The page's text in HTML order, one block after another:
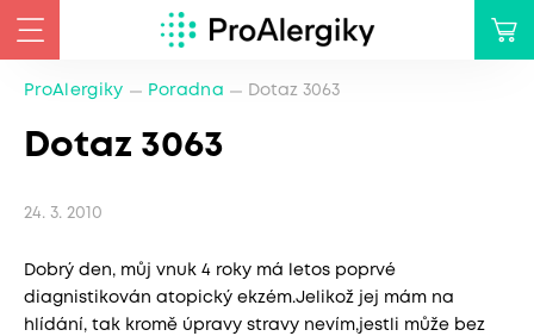
ProAlergiky Poradna Dotaz 3063
Dotaz 3063
24. 3. 2010
Dobrý den, můj vnuk 4 roky má letos poprvé
diagnistikován atopický ekzém.Jelikož jej mám na
hlídání, tak kromě úpravy stravy nevím,jestli může bez